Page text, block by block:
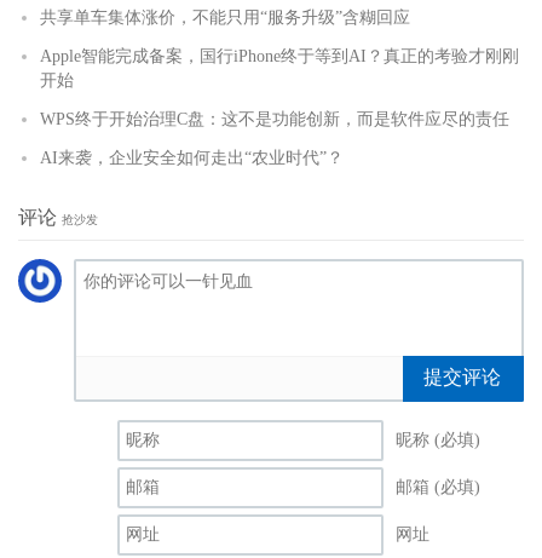
共享单车集体涨价，不能只用“服务升级”含糊回应
Apple智能完成备案，国行iPhone终于等到AI？真正的考验才刚刚
开始
WPS终于开始治理C盘：这不是功能创新，而是软件应尽的责任
AI来袭，企业安全如何走出“农业时代”？
评论 抢沙发
提交评论
昵称 (必填)
邮箱 (必填)
网址